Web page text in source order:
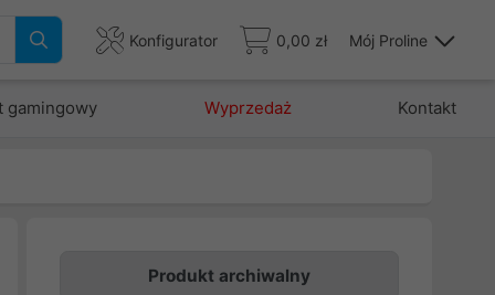
Konfigurator 0,00 zł Mój Proline
gamingowy Wyprzedaż Kontakt
Produkt archiwalny